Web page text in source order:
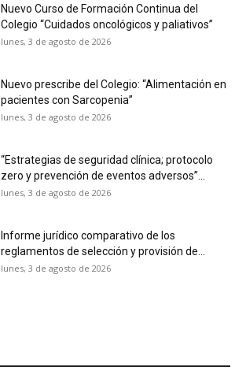
Nuevo Curso de Formación Continua del
Colegio “Cuidados oncológicos y paliativos”
lunes, 3 de agosto de 2026
Nuevo prescribe del Colegio: “Alimentación en
pacientes con Sarcopenia”
lunes, 3 de agosto de 2026
“Estrategias de seguridad clínica; protocolo
zero y prevención de eventos adversos”...
lunes, 3 de agosto de 2026
Informe jurídico comparativo de los
reglamentos de selección y provisión de...
lunes, 3 de agosto de 2026